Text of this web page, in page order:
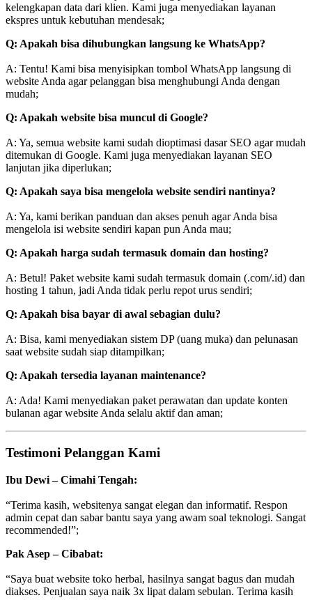
kelengkapan data dari klien. Kami juga menyediakan layanan
ekspres untuk kebutuhan mendesak;
Q: Apakah bisa dihubungkan langsung ke WhatsApp?
A: Tentu! Kami bisa menyisipkan tombol WhatsApp langsung di
website Anda agar pelanggan bisa menghubungi Anda dengan
mudah;
Q: Apakah website bisa muncul di Google?
A: Ya, semua website kami sudah dioptimasi dasar SEO agar mudah
ditemukan di Google. Kami juga menyediakan layanan SEO
lanjutan jika diperlukan;
Q: Apakah saya bisa mengelola website sendiri nantinya?
A: Ya, kami berikan panduan dan akses penuh agar Anda bisa
mengelola isi website sendiri kapan pun Anda mau;
Q: Apakah harga sudah termasuk domain dan hosting?
A: Betul! Paket website kami sudah termasuk domain (.com/.id) dan
hosting 1 tahun, jadi Anda tidak perlu repot urus sendiri;
Q: Apakah bisa bayar di awal sebagian dulu?
A: Bisa, kami menyediakan sistem DP (uang muka) dan pelunasan
saat website sudah siap ditampilkan;
Q: Apakah tersedia layanan maintenance?
A: Ada! Kami menyediakan paket perawatan dan update konten
bulanan agar website Anda selalu aktif dan aman;
Testimoni Pelanggan Kami
Ibu Dewi – Cimahi Tengah:
“Terima kasih, websitenya sangat elegan dan informatif. Respon
admin cepat dan sabar bantu saya yang awam soal teknologi. Sangat
recommended!”;
Pak Asep – Cibabat:
“Saya buat website toko herbal, hasilnya sangat bagus dan mudah
diakses. Penjualan saya naik 3x lipat dalam sebulan. Terima kasih